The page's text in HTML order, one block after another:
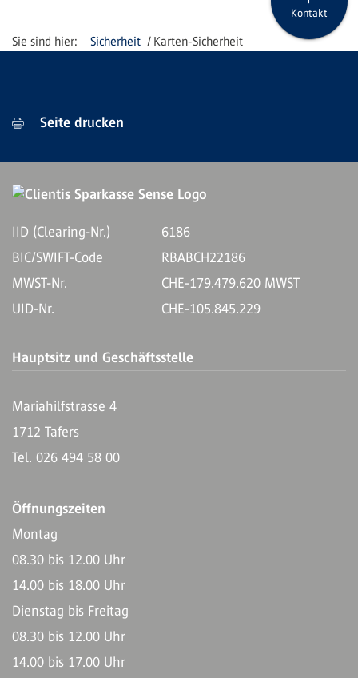
Sicherheit Karten-Sicherheit
Kontakt
Seite drucken
IID (Clearing-Nr.)
6186
BIC/SWIFT-Code
RBABCH22186
MWST-Nr.
CHE-179.479.620 MWST
UID-Nr.
CHE-105.845.229
Hauptsitz und Geschäftsstelle
Mariahilfstrasse 4
1712 Tafers
Tel. 026 494 58 00
Öffnungszeiten
Montag
08.30 bis 12.00 Uhr
14.00 bis 18.00 Uhr
Dienstag bis Freitag
08.30 bis 12.00 Uhr
14.00 bis 17.00 Uhr